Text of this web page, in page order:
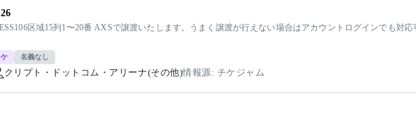
区域15列1〜20番 AXSで譲渡いたします。うまく譲渡が行えない場合はアカウントログインでも対応
名義なし
クリプト・ドットコム・アリーナ(その他)情報源: チケジャム